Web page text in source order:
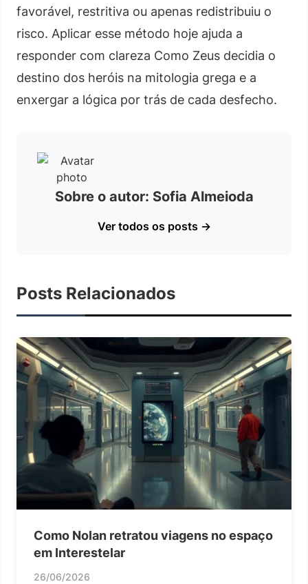
favorável, restritiva ou apenas redistribuiu o
risco. Aplicar esse método hoje ajuda a
responder com clareza Como Zeus decidia o
destino dos heróis na mitologia grega e a
enxergar a lógica por trás de cada desfecho.
Sobre o autor: Sofia Almeioda
Ver todos os posts →
Posts Relacionados
Como Nolan retratou viagens no espaço
em Interestelar
26/06/2026